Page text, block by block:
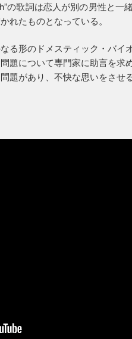
の歌詞は恋人が別の男性と一
れたものとなっている。
る形のドメスティック・バイ
題について専門家に助言を求
題があり、不快な思いをさせ